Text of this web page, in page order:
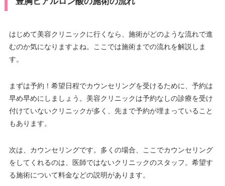
はじめて美容クリニックに行くなら、施術がどのような流れで進
むのか気になりますよね。ここでは施術までの流れを解説しま
す。
まずは予約！希望日程でカウンセリングを受けるために、予約は
早め早めにしましょう。美容クリニックは予約なしの診療を受け
付けていないクリニックが多く、先まで予約が埋まっていること
もあります。
次は、カウンセリングです。多くの場合、ここでカウンセリング
をしてくれるのは、医師ではないクリニックのスタッフ。希望す
る施術について料金などの説明があります。